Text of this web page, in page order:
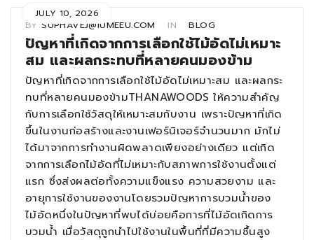
JULY 10, 2026
BY SUPHAVEJ@IUMEEU.COM IN BLOG
ปัญหาที่เกิดจากการเลือกใช้ไม้อัดไม่เหมาะ
สม และผลกระทบที่หลายคนมองข้าม
ปัญหาที่เกิดจากการเลือกใช้ไม้อัดไม่เหมาะสม และผลกระ
ทบที่หลายคนมองข้ามTHANAWOODS ให้ความสำคัญ
กับการเลือกใช้วัสดุให้เหมาะสมกับงาน เพราะปัญหาที่เกิด
ขึ้นในงานก่อสร้างและงานเฟอร์นิเจอร์จำนวนมาก มักไม่
ได้มาจากการทำงานผิดพลาดเพียงอย่างเดียว แต่เกิด
จากการเลือกไม้อัดที่ไม่เหมาะกับสภาพการใช้งานตั้งแต่
แรก ซึ่งส่งผลต่อทั้งความแข็งแรง ความสวยงาม และ
อายุการใช้งานของงานโดยรวมปัญหาการบวมน้ำของ
ไม้อัดหนึ่งในปัญหาที่พบได้บ่อยคือการที่ไม้อัดเกิดการ
บวมน้ำ เมื่อวัสดุถูกนำไปใช้งานในพื้นที่ที่มีความชื้นสูง